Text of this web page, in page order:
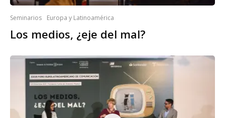
Seminarios Europa y Latinoamérica
Los medios, ¿eje del mal?